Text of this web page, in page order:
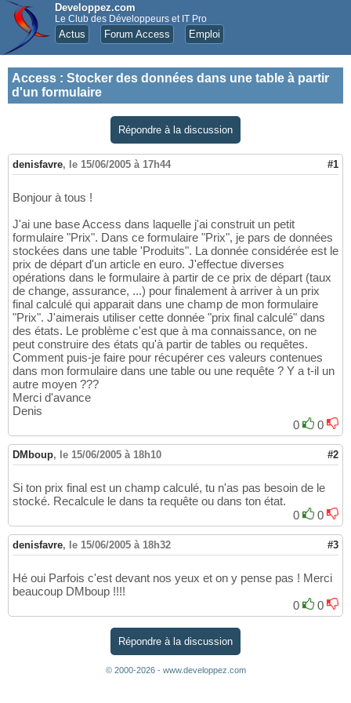
Developpez.com
Le Club des Développeurs et IT Pro
Actus Forum Access Emploi
Access : Stocker des données dans une table à partir
d'un formulaire
Répondre à la discussion
denisfavre, le 15/06/2005 à 17h44 #1
Bonjour à tous !
J'ai une base Access dans laquelle j'ai construit un petit
formulaire "Prix". Dans ce formulaire "Prix", je pars de données
stockées dans une table 'Produits". La donnée considérée est le
prix de départ d'un article en euro. J'effectue diverses
opérations dans le formulaire à partir de ce prix de départ (taux
de change, assurance, ...) pour finalement à arriver à un prix
final calculé qui apparait dans une champ de mon formulaire
"Prix". J'aimerais utiliser cette donnée "prix final calculé" dans
des états. Le problème c'est que à ma connaissance, on ne
peut construire des états qu'à partir de tables ou requêtes.
Comment puis-je faire pour récupérer ces valeurs contenues
dans mon formulaire dans une table ou une requête ? Y a t-il un
autre moyen ???
Merci d'avance
Denis
0
0
DMboup, le 15/06/2005 à 18h10 #2
Si ton prix final est un champ calculé, tu n'as pas besoin de le
stocké. Recalcule le dans ta requête ou dans ton état.
0
0
denisfavre, le 15/06/2005 à 18h32 #3
Hé oui Parfois c'est devant nos yeux et on y pense pas ! Merci
beaucoup DMboup !!!!
0
0
Répondre à la discussion
© 2000-2026 - www.developpez.com